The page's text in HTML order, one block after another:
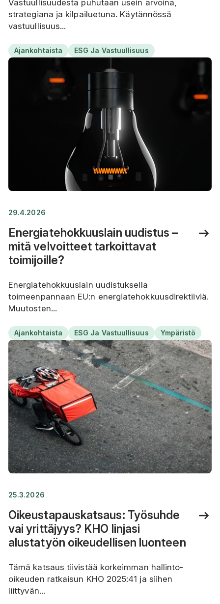
Vastuullisuudesta puhutaan usein arvoina,
strategiana ja kilpailuetuna. Käytännössä
vastuullisuus...
Ajankohtaista ESG Ja Vastuullisuus
29.4.2026
Energiatehokkuuslain uudistus –
mitä velvoitteet tarkoittavat
toimijoille?
Energiatehokkuuslain uudistuksella
toimeenpannaan EU:n energiatehokkuusdirektiiviä.
Muutosten...
Ajankohtaista ESG Ja Vastuullisuus Ympäristö
25.3.2026
Oikeustapauskatsaus: Työsuhde
vai yrittäjyys? KHO linjasi
alustatyön oikeudellisen luonteen
Tämä katsaus tiivistää korkeimman hallinto-
oikeuden ratkaisun KHO 2025:41 ja siihen
liittyvän...